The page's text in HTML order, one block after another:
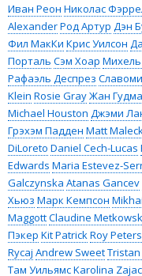
Иван Реон Николас
AlexanderРод Артур Дэн
Фил МакКи Крис Уилсон
Порталь Сэм Хоар
Рафаэль Деспрез
Klein Rosie GrayЖан
Michael Houston Джэми
Грэхэм Падден Matt
DiLoreto Daniel Cech-Lucas
Edwards Maria Estevez-
Galczynska Atanas Gancev
Хьюз Марк Кемпсон
MaggottClaudine
Пэкер Kit PatrickRoy Peters
Rycaj Andrew Sweet
Там УильямсKarolina Zajac